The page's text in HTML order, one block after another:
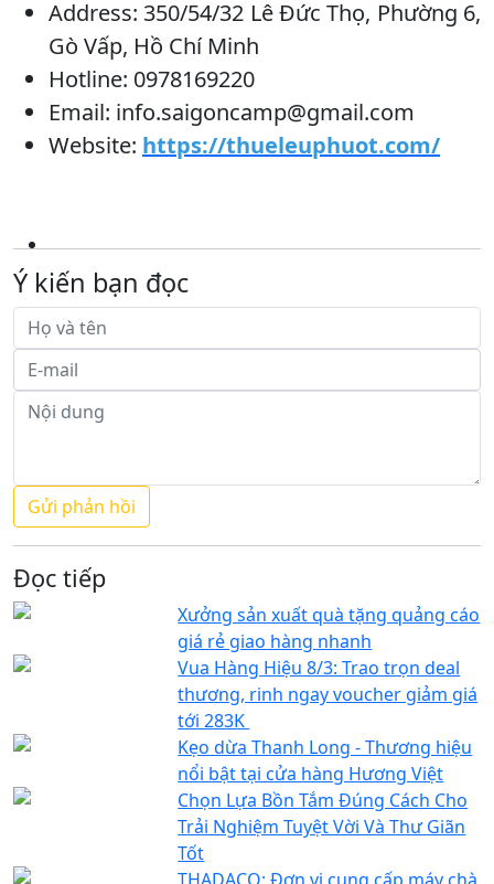
Address: 350/54/32 Lê Đức Thọ, Phường 6,
Gò Vấp, Hồ Chí Minh
Hotline: 0978169220
Email: info.saigoncamp@gmail.com
Website: https://thueleuphuot.com/
Ý kiến bạn đọc
Đọc tiếp
Xưởng sản xuất quà tặng quảng cáo
giá rẻ giao hàng nhanh
Vua Hàng Hiệu 8/3: Trao trọn deal
thương, rinh ngay voucher giảm giá
tới 283K
Kẹo dừa Thanh Long - Thương hiệu
nổi bật tại cửa hàng Hương Việt
Chọn Lựa Bồn Tắm Đúng Cách Cho
Trải Nghiệm Tuyệt Vời Và Thư Giãn
Tốt